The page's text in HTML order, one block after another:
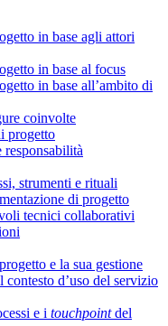
in base agli attori
in base al focus
in base all’ambito di
coinvolte
progetto
strumenti e rituali
di progetto
tecnici collaborativi
e la sua gestione
d’uso del servizio
e i touchpointdel